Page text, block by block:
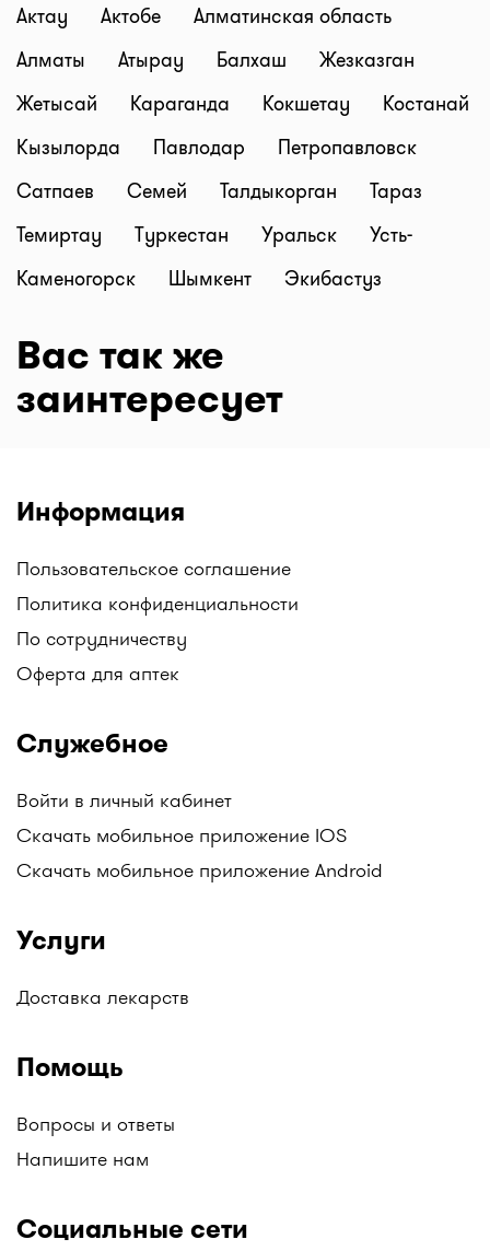
Актау Актобе
Алматинская область
Алматы
Атырау Балхаш
Жезказган
Жетысай
Караганда Кокшетау
Костанай
Кызылорда
Павлодар
Петропавловск
Сатпаев
Семей Талдыкорган
Тараз
Темиртау
Туркестан Уральск
Усть-
Каменогорск
Шымкент Экибастуз
Вас так же
заинтересует
Информация
Пользовательское соглашение
Политика конфиденциальности
По сотрудничеству
Оферта для аптек
Служебное
Войти в личный кабинет
Скачать мобильное приложение IOS
Скачать мобильное приложение Android
Услуги
Доставка лекарств
Помощь
Вопросы и ответы
Напишите нам
Социальные сети